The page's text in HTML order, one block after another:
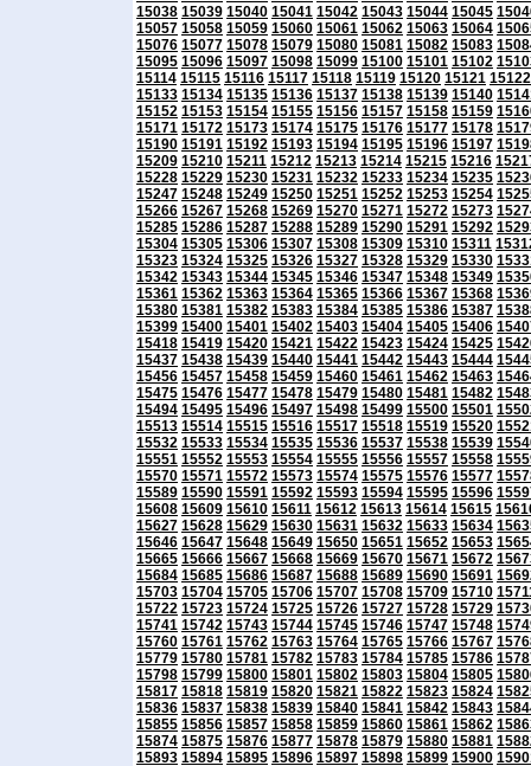
15038 15039 15040 15041 15042 15043 15044 15045
15057 15058 15059 15060 15061 15062 15063 15064
15076 15077 15078 15079 15080 15081 15082 15083
15095 15096 15097 15098 15099 15100 15101 15102
15114 15115 15116 15117 15118 15119 15120 15121 15122
15133 15134 15135 15136 15137 15138 15139 15140
15152 15153 15154 15155 15156 15157 15158 15159
15171 15172 15173 15174 15175 15176 15177 15178
15190 15191 15192 15193 15194 15195 15196 15197
15209 15210 15211 15212 15213 15214 15215 15216
15228 15229 15230 15231 15232 15233 15234 15235
15247 15248 15249 15250 15251 15252 15253 15254
15266 15267 15268 15269 15270 15271 15272 15273
15285 15286 15287 15288 15289 15290 15291 15292
15304 15305 15306 15307 15308 15309 15310 15311
15323 15324 15325 15326 15327 15328 15329 15330
15342 15343 15344 15345 15346 15347 15348 15349
15361 15362 15363 15364 15365 15366 15367 15368
15380 15381 15382 15383 15384 15385 15386 15387
15399 15400 15401 15402 15403 15404 15405 15406
15418 15419 15420 15421 15422 15423 15424 15425
15437 15438 15439 15440 15441 15442 15443 15444
15456 15457 15458 15459 15460 15461 15462 15463
15475 15476 15477 15478 15479 15480 15481 15482
15494 15495 15496 15497 15498 15499 15500 15501
15513 15514 15515 15516 15517 15518 15519 15520
15532 15533 15534 15535 15536 15537 15538 15539
15551 15552 15553 15554 15555 15556 15557 15558
15570 15571 15572 15573 15574 15575 15576 15577
15589 15590 15591 15592 15593 15594 15595 15596
15608 15609 15610 15611 15612 15613 15614 15615
15627 15628 15629 15630 15631 15632 15633 15634
15646 15647 15648 15649 15650 15651 15652 15653
15665 15666 15667 15668 15669 15670 15671 15672
15684 15685 15686 15687 15688 15689 15690 15691
15703 15704 15705 15706 15707 15708 15709 15710
15722 15723 15724 15725 15726 15727 15728 15729
15741 15742 15743 15744 15745 15746 15747 15748
15760 15761 15762 15763 15764 15765 15766 15767
15779 15780 15781 15782 15783 15784 15785 15786
15798 15799 15800 15801 15802 15803 15804 15805
15817 15818 15819 15820 15821 15822 15823 15824
15836 15837 15838 15839 15840 15841 15842 15843
15855 15856 15857 15858 15859 15860 15861 15862
15874 15875 15876 15877 15878 15879 15880 15881
15893 15894 15895 15896 15897 15898 15899 15900